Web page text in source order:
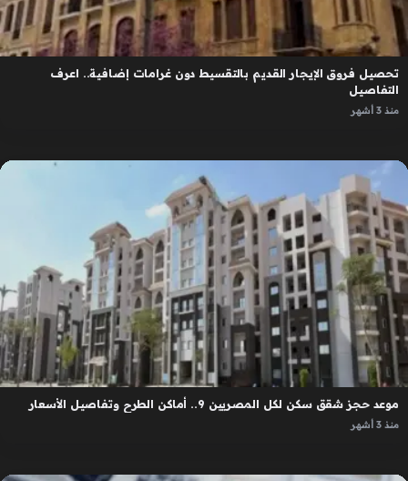
تحصيل فروق الإيجار القديم بالتقسيط دون غرامات إضافية.. اعرف
التفاصيل
منذ 3 أشهر
موعد حجز شقق سكن لكل المصريين 9.. أماكن الطرح وتفاصيل الأسعار
منذ 3 أشهر